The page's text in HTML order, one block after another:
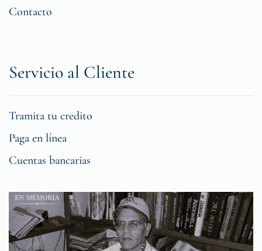
Contacto
Servicio al Cliente
Tramita tu credito
Paga en línea
Cuentas bancarias